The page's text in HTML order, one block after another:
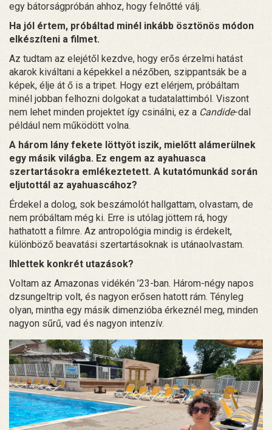
egy bátorságpróbán ahhoz, hogy felnőtté válj.
Ha jól értem, próbáltad minél inkább ösztönös módon
elkészíteni a filmet.
Az tudtam az elejétől kezdve, hogy erős érzelmi hatást
akarok kiváltani a képekkel a nézőben, szippantsák be a
képek, élje át ő is a tripet. Hogy ezt elérjem, próbáltam
minél jobban felhozni dolgokat a tudatalattimból. Viszont
nem lehet minden projektet így csinálni, ez a Candide-dal
például nem működött volna.
A három lány fekete löttyöt iszik, mielőtt alámerülnek
egy másik világba. Ez engem az ayahuasca
szertartásokra emlékeztetett. A kutatómunkád során
eljutottál az ayahuascához?
Érdekel a dolog, sok beszámolót hallgattam, olvastam, de
nem próbáltam még ki. Erre is utólag jöttem rá, hogy
hathatott a filmre. Az antropológia mindig is érdekelt,
különböző beavatási szertartásoknak is utánaolvastam.
Ihlettek konkrét utazások?
Voltam az Amazonas vidékén ’23-ban. Három-négy napos
dzsungeltrip volt, és nagyon erősen hatott rám. Tényleg
olyan, mintha egy másik dimenzióba érkeznél meg, minden
nagyon sűrű, vad és nagyon intenzív.